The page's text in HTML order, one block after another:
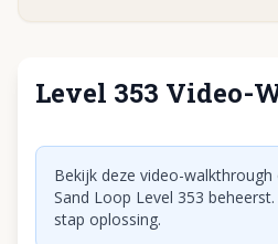
Level 353 Video-
Klik om video af
Bekijk deze video-
Sand Loop Level 353
stap oplossing.